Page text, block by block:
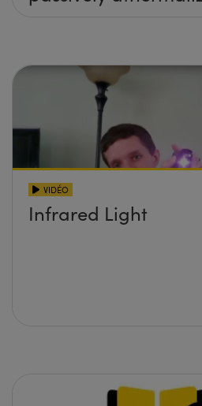
VIDÉO
Infrared Light